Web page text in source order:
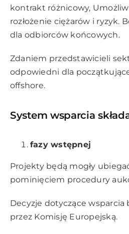
kontrakt różnicowy,
rozłożenie ciężarów i ryzyk.
dla odbiorców końcowych.
Zdaniem przedstawicieli
odpowiedni dla
offshore.
System wsparcia
fazy wstępnej
Projekty będą mogły
pominięciem procedury
Decyzje dotyczące wsparcia
przez Komisję Europejską.